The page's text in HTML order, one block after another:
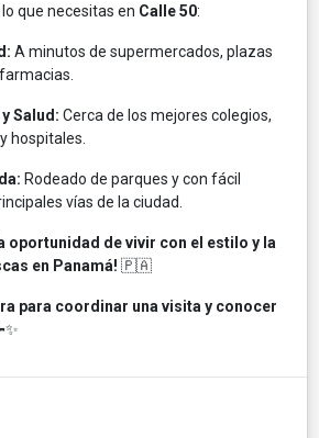
que necesitas en Calle 50:
A minutos de supermercados, plazas
Salud: Cerca de los mejores colegios,
hospitales.
Rodeado de parques y con fácil
vías de la ciudad.
oportunidad de vivir con el estilo y la
en Panamá! 🇵🇦
para coordinar una visita y conocer